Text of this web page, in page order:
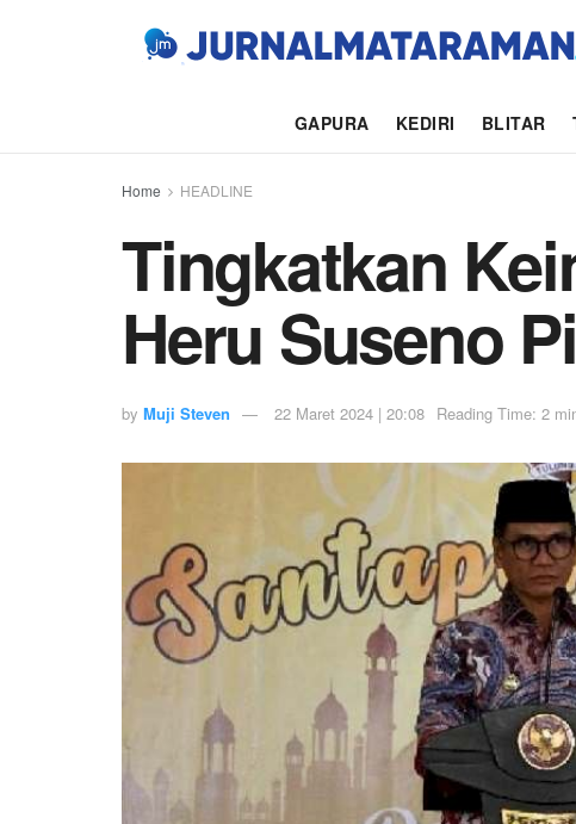
GAPURA KEDIRI BLITAR
Home HEADLINE
Tingkatkan
Heru Suseno
by Muji Steven 22 Maret 2024 | 20:08 Reading Time: 2